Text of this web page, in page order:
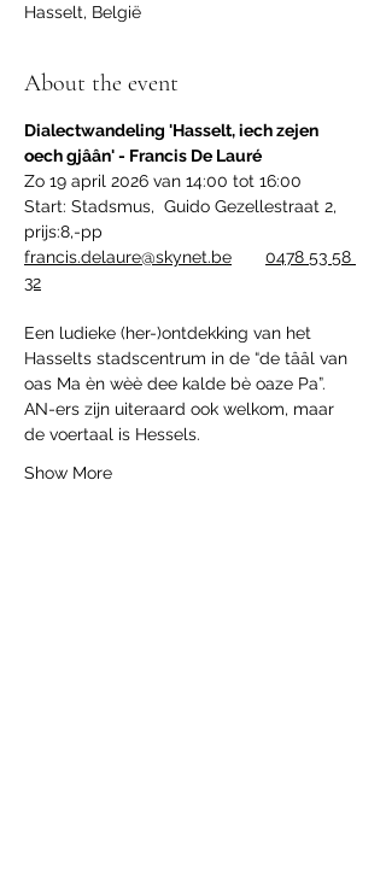
Hasselt, België
About the event
Dialectwandeling 'Hasselt, iech zejen
oech gjâân' - Francis De Lauré
Zo 19 april 2026 van 14:00 tot 16:00
Start: Stadsmus,  Guido Gezellestraat 2,
prijs:8,-pp
francis.delaure@skynet.be
0478 53 58
32
Een ludieke (her-)ontdekking van het
Hasselts stadscentrum in de “de tââl van
oas Ma èn wèè dee kalde bè oaze Pa”.
AN-ers zijn uiteraard ook welkom, maar
de voertaal is Hessels.
Show More